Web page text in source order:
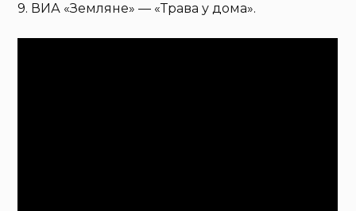
9. ВИА «Земляне» — «Трава у дома».